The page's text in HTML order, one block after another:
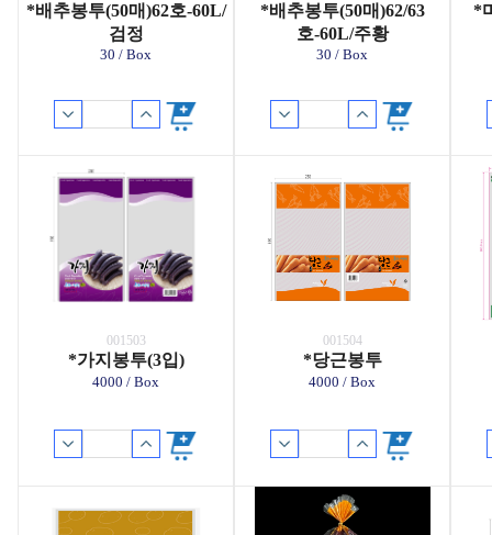
*배추봉투(50매)62호-60L/
검정
30 / Box
*배추봉투(50매)62/63
호-60L/주황
30 / Box
*
001503
*가지봉투(3입)
4000 / Box
001504
*당근봉투
4000 / Box